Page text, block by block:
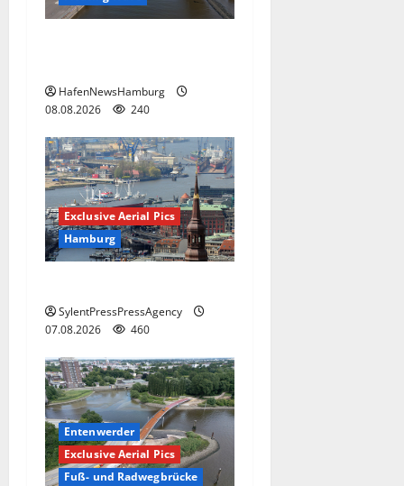
HafenNewsHamburg
08.08.2026
240
Exclusive Aerial Pics
Hamburg
SylentPressPressAgency
07.08.2026
460
Entenwerder
Exclusive Aerial Pics
Fuß- und Radwegbrücke